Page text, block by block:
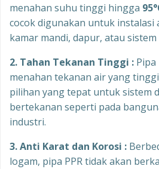
menahan suhu tinggi hingga
cocok digunakan untuk instalasi
kamar mandi, dapur, atau sistem
2. Tahan Tekanan Tinggi : Pipa
menahan tekanan air yang
pilihan yang tepat untuk sistem
bertekanan seperti pada
industri.
3.Anti Karat dan Korosi :
logam, pipa PPR tidak akan